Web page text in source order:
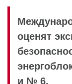
оценят
и № 6.